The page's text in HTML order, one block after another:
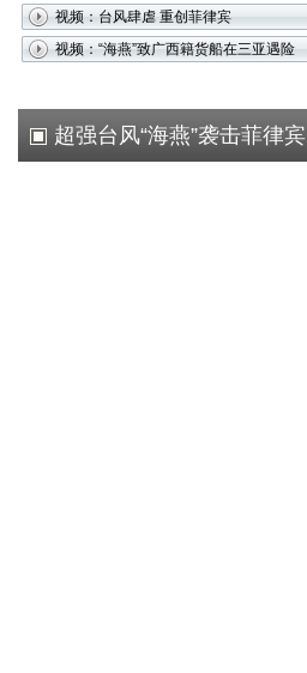
视频：台风肆虐 重创菲律宾
视频：“海燕”致广西籍货船在三亚遇险
超强台风“海燕”袭击菲律宾